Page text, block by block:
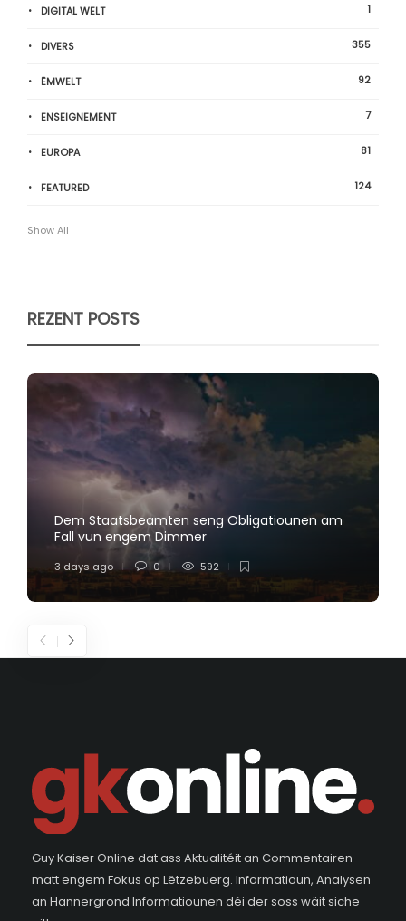
DIGITAL WELT 1
DIVERS 355
ËMWELT 92
ENSEIGNEMENT 7
EUROPA 81
FEATURED 124
Show All
REZENT POSTS
Dem Staatsbeamten seng Obligatiounen am
Fall vun engem Dimmer
3 days ago 0 592
Guy Kaiser Online dat ass Aktualitéit an Commentairen
matt engem Fokus op Lëtzebuerg. Informatioun, Analysen
an Hannergrond Informatiounen déi der soss wäit siche